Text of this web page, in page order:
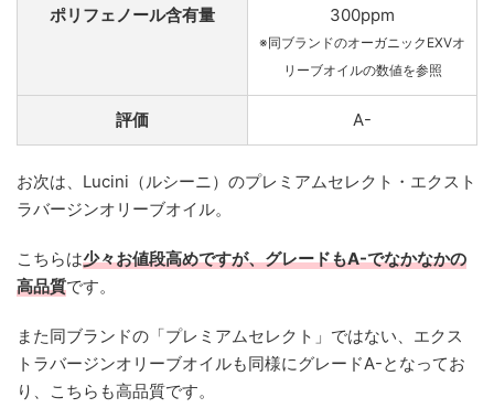
ポリフェノール含有量 300ppm
※同ブランドのオーガニックEXVオ
リーブオイルの数値を参照
評価 A-
お次は、Lucini（ルシーニ）のプレミアムセレクト・エクスト
ラバージンオリーブオイル。
こちらは少々お値段高めですが、グレードもA-でなかなかの
高品質です。
また同ブランドの「プレミアムセレクト」ではない、エクス
トラバージンオリーブオイルも同様にグレードA-となってお
り、こちらも高品質です。